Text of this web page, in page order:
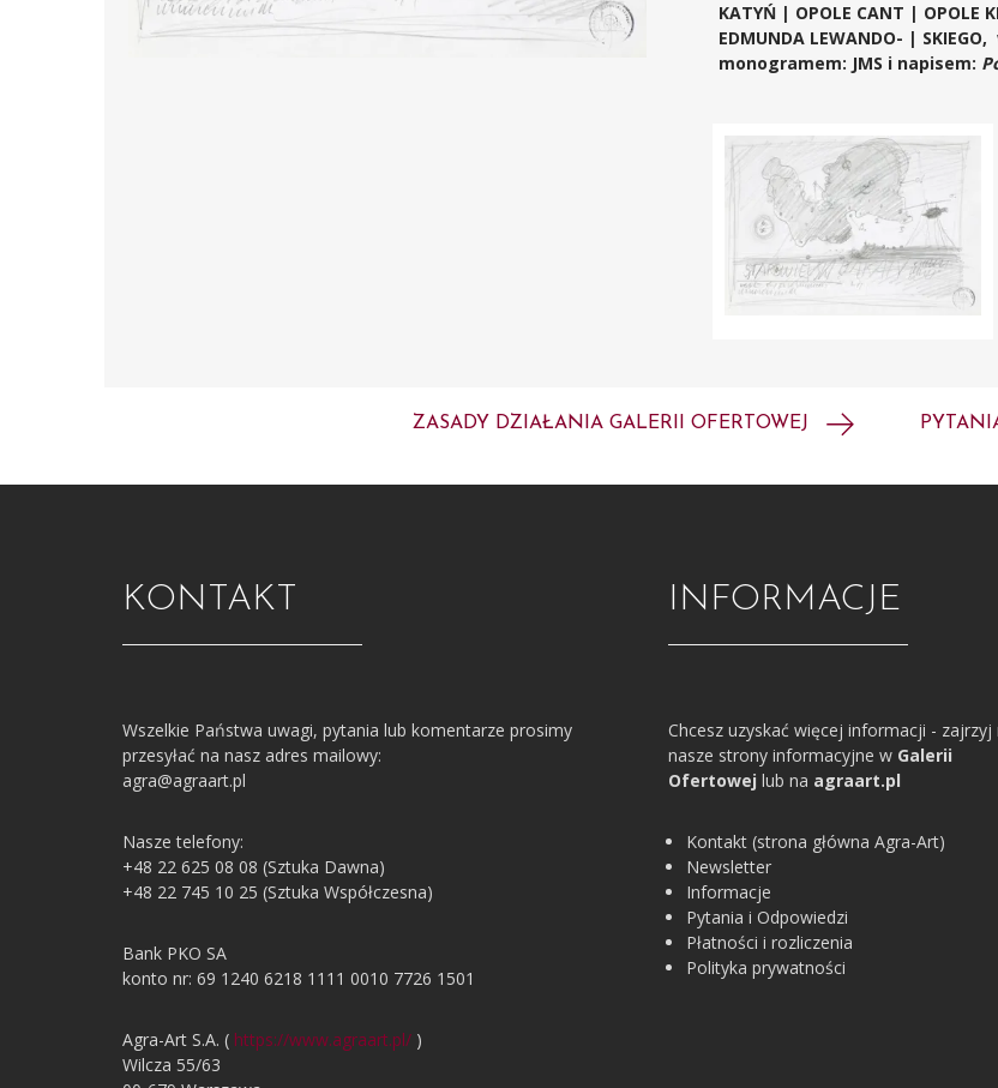
KATYŃ | OPOLE CANT | OPOLE
EDMUNDA LEWANDO- |
monogramem: JMS i napisem:
ZASADY DZIAŁANIA GALERII OFERTOWEJ
INFORMACJE
Chcesz uzyskać więcej informacji - zajrzyj
nasze strony informacyjne w Galerii
Ofertowej lub na agraart.pl
Kontakt (strona główna Agra-Art)
Newsletter
Informacje
Pytania i Odpowiedzi
Płatności i rozliczenia
Polityka prywatności
KONTAKT
Wszelkie Państwa uwagi, pytania lub komentarze prosimy
przesyłać na nasz adres mailowy:
agra@agraart.pl
Nasze telefony:
+48 22 625 08 08 (Sztuka Dawna)
+48 22 745 10 25 (Sztuka Współczesna)
Bank PKO SA
konto nr: 69 1240 6218 1111 0010 7726 1501
Agra-Art S.A. ( https://www.agraart.pl/ )
Wilcza 55/63